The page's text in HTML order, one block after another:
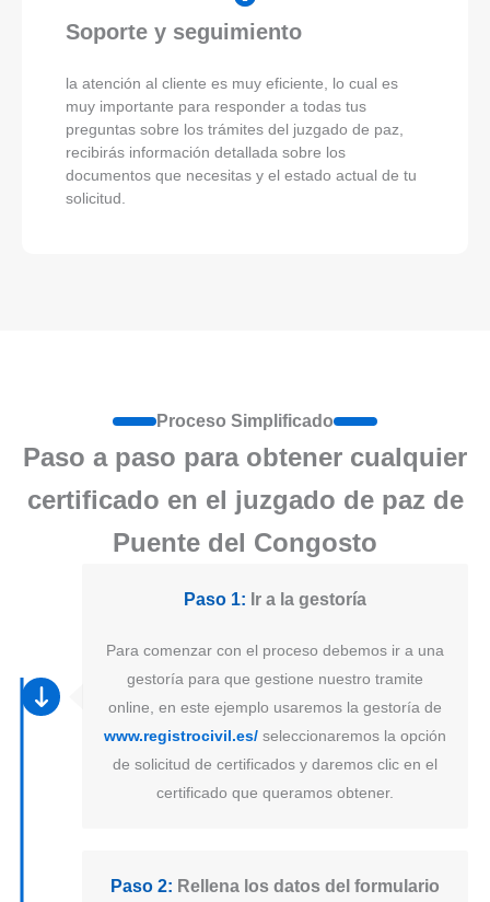
Soporte y seguimiento
la atención al cliente es muy eficiente, lo cual es
muy importante para responder a todas tus
preguntas sobre los trámites del juzgado de paz,
recibirás información detallada sobre los
documentos que necesitas y el estado actual de tu
solicitud.
Proceso Simplificado
Paso a paso para obtener cualquier
certificado en el juzgado de paz de
Puente del Congosto
Paso 1: Ir a la gestoría
Para comenzar con el proceso debemos ir a una
gestoría para que gestione nuestro tramite
online, en este ejemplo usaremos la gestoría de
www.registrocivil.es/ seleccionaremos la opción
de solicitud de certificados y daremos clic en el
certificado que queramos obtener.
Paso 2: Rellena los datos del formulario